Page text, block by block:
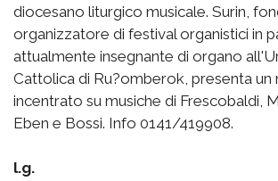
diocesano liturgico musicale. Surin,
organizzatore di festival organistici in
attualmente insegnante di organo
Cattolica di Ru?omberok, presenta
incentrato su musiche di Frescobaldi,
Eben e Bossi. Info 0141/419908.
l.g.